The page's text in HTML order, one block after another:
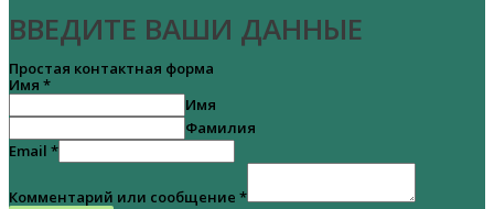
ВВЕДИТЕ ВАШИ ДАННЫЕ
Простая контактная форма
Имя *
Имя
Фамилия
Email *
Комментарий или сообщение *